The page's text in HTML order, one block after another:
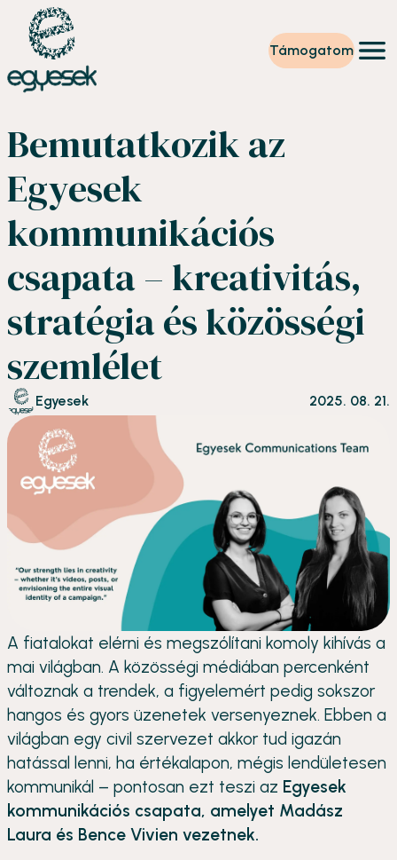
Támogatom
Önkéntesség
Szintet lépek
Tevékenységeink
Rólunk
Partnerek
Adományzóna
HU
Bemutatkozik az
Egyesek
kommunikációs
csapata – kreativitás,
stratégia és közösségi
szemlélet
Egyesek 2025. 08. 21.
A fiatalokat elérni és megszólítani komoly kihívás a
mai világban. A közösségi médiában percenként
változnak a trendek, a figyelemért pedig sokszor
hangos és gyors üzenetek versenyeznek. Ebben a
világban egy civil szervezet akkor tud igazán
hatással lenni, ha értékalapon, mégis lendületesen
kommunikál – pontosan ezt teszi az Egyesek
kommunikációs csapata, amelyet Madász
Laura és Bence Vivien vezetnek.